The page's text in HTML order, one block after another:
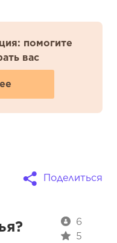
помогите
вас
Поделиться
6
5